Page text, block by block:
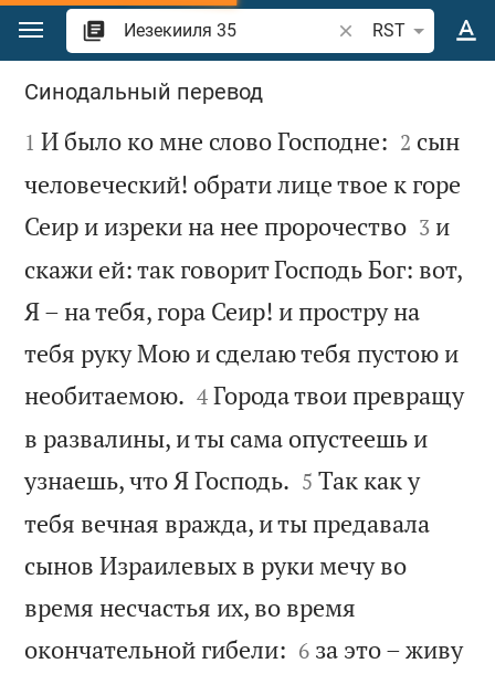
Перейти к содержанию
Поиск по отрывку
RST
Иезекииля 35
Синодальный перевод

1 И было ко мне слово Господне: 

2 сын
человеческий! обрати лице твое к горе
Сеир и изреки на нее пророчество
3 и
скажи ей: так говорит Господь Бог: вот,
Я – на тебя, гора Сеир! и простру на
тебя руку Мою и сделаю тебя пустою и
необитаемою. 

4 Города твои превращу
в развалины, и ты сама опустеешь и
узнаешь, что Я Господь. 

5 Так как у
тебя вечная вражда, и ты предавала
сынов Израилевых в руки мечу во
время несчастья их, во время
окончательной гибели: 

6 за это – живу